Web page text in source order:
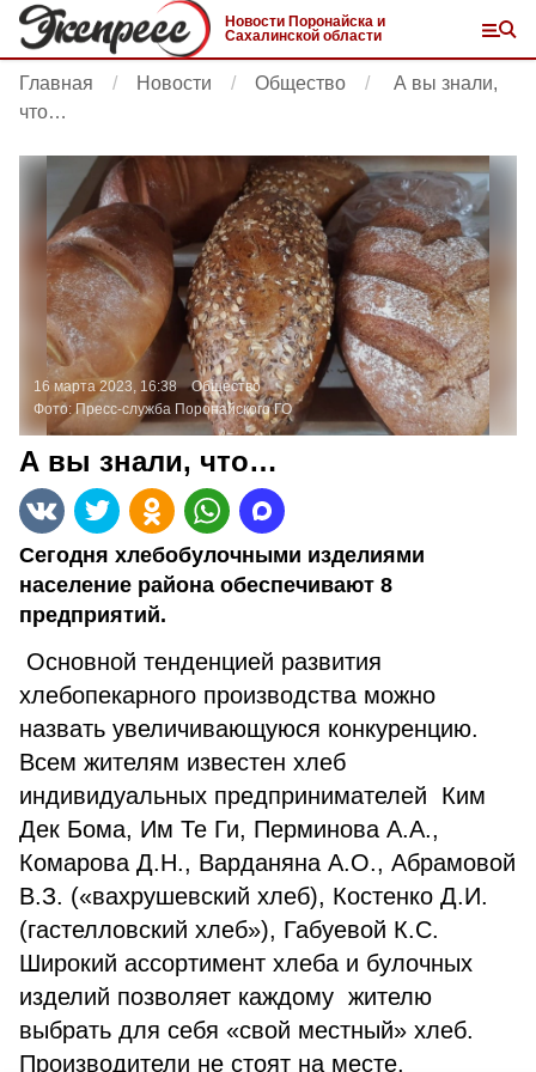
Новости Поронайска и
Сахалинской области
Главная Новости Общество
А вы знали,
что…
16 марта 2023, 16:38
Общество
Фото:Пресс-служба Поронайского ГО
А вы знали, что…
Сегодня хлебобулочными изделиями
население района обеспечивают 8
предприятий.
Основной тенденцией развития
хлебопекарного производства можно
назвать увеличивающуюся конкуренцию.
Всем жителям известен хлеб
индивидуальных предпринимателей Ким
Дек Бома, Им Те Ги, Перминова А.А.,
Комарова Д.Н., Варданяна А.О., Абрамовой
В.З. («вахрушевский хлеб), Костенко Д.И.
(гастелловский хлеб»), Габуевой К.С.
Широкий ассортимент хлеба и булочных
изделий позволяет каждому жителю
выбрать для себя «свой местный» хлеб.
Производители не стоят на месте,